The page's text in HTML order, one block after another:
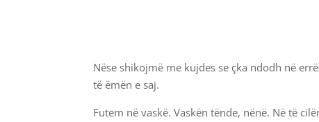
Nëse shikojmë me kujdes se çka ndodh në
të ëmën e saj.
Futem në vaskë. Vaskën tënde, nënë. Në të